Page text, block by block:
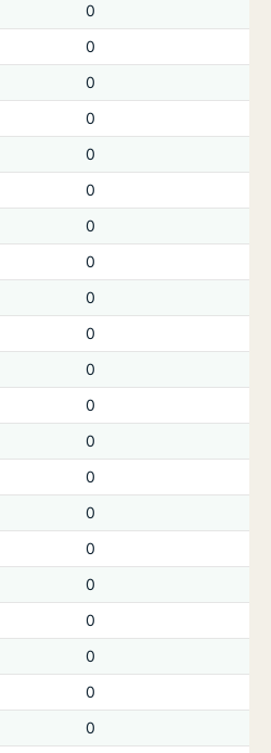
0
0
0
0
0
0
0
0
0
0
0
0
0
0
0
0
0
0
0
0
0